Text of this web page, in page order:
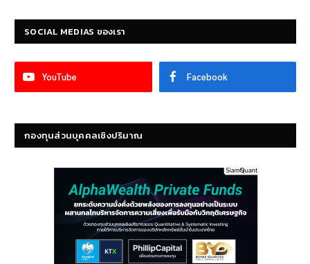
SOCIAL MEDIAS ของเรา
YouTube Facebook
กองทุนส่วนบุคคลเชิงปริมาณ